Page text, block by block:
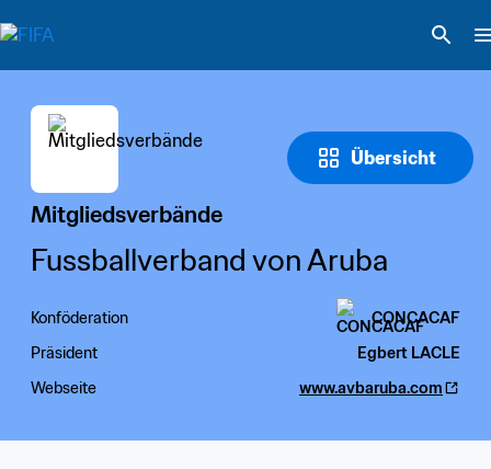
Übersicht
Mitgliedsverbände
Fussballverband von Aruba
Konföderation
CONCACAF
Präsident
Egbert LACLE
Webseite
www.avbaruba.com